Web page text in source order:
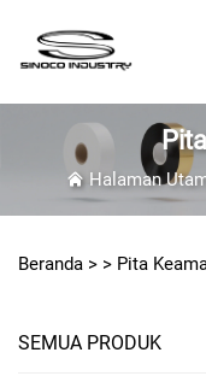
Halaman
Beranda > > Pita
SEMUA PRODUK